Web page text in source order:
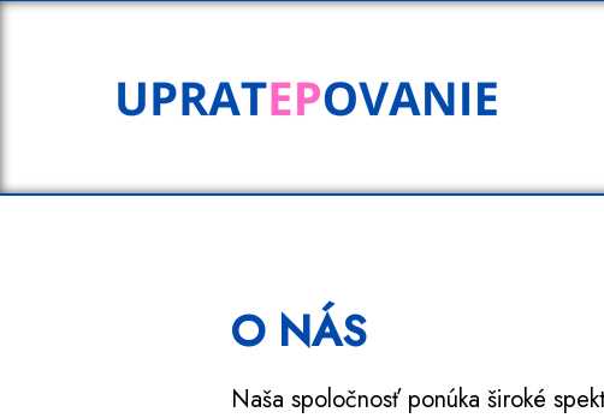
O NÁS
Naša spoločnosť ponúka široké